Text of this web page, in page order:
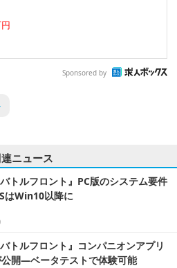
Sponsored by
連ニュース
バトルフロント』PC版のシステム要件
はWin10以降に
バトルフロント』コンパニオンアプリ
開―ベータテストで体験可能